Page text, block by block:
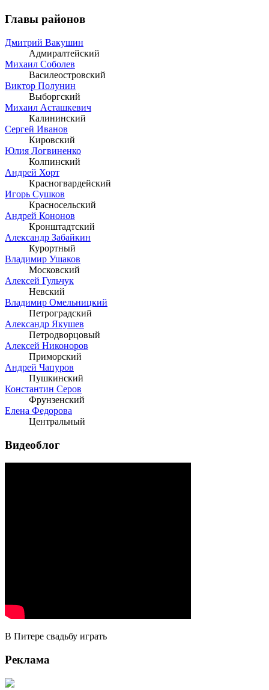
Главы районов
Дмитрий Вакушин
Адмиралтейский
Михаил Соболев
Василеостровский
Виктор Полунин
Выборгский
Михаил Асташкевич
Калининский
Сергей Иванов
Кировский
Юлия Логвиненко
Колпинский
Андрей Хорт
Красногвардейский
Игорь Сушков
Красносельский
Андрей Кононов
Кронштадтский
Александр Забайкин
Курортный
Владимир Ушаков
Московский
Алексей Гульчук
Невский
Владимир Омельницкий
Петроградский
Александр Якушев
Петродворцовый
Алексей Никоноров
Приморский
Андрей Чапуров
Пушкинский
Константин Серов
Фрунзенский
Елена Федорова
Центральный
Видеоблог
В Питере свадьбу играть
Реклама